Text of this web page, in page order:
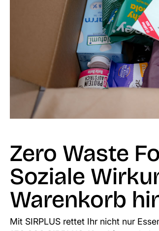
Zero Waste
Soziale
Warenkorb
Mit SIRPLUS rettet Ihr nicht nur